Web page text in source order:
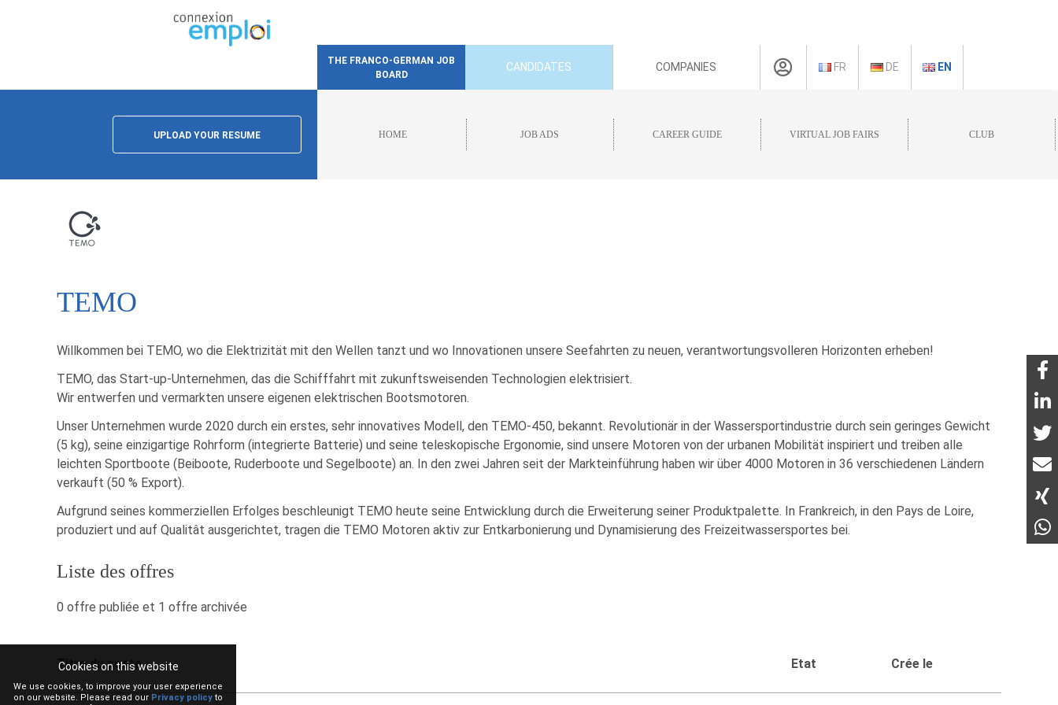
THE FRANCO-GERMAN JOB
BOARD
CANDIDATES COMPANIES FR DE EN
UPLOAD YOUR RESUME HOME JOB ADS CAREER GUIDE VIRTUAL JOB FAIRS CLUB
TEMO
Willkommen bei TEMO, wo die Elektrizität mit den Wellen tanzt und wo Innovationen unsere Seefahrten zu neuen, verantwortungsvolleren Horizonten erheben!
TEMO, das Start-up-Unternehmen, das die Schifffahrt mit zukunftsweisenden Technologien elektrisiert.
Wir entwerfen und vermarkten unsere eigenen elektrischen Bootsmotoren.
Unser Unternehmen wurde 2020 durch ein erstes, sehr innovatives Modell, den TEMO-450, bekannt. Revolutionär in der Wassersportindustrie durch sein geringes Gewicht
(5 kg), seine einzigartige Rohrform (integrierte Batterie) und seine teleskopische Ergonomie, sind unsere Motoren von der urbanen Mobilität inspiriert und treiben alle
leichten Sportboote (Beiboote, Ruderboote und Segelboote) an. In den zwei Jahren seit der Markteinführung haben wir über 4000 Motoren in 36 verschiedenen Ländern
verkauft (50 % Export).
Aufgrund seines kommerziellen Erfolges beschleunigt TEMO heute seine Entwicklung durch die Erweiterung seiner Produktpalette. In Frankreich, in den Pays de Loire,
produziert und auf Qualitât ausgerichtet, tragen die TEMO Motoren aktiv zur Entkarbonierung und Dynamisierung des Freizeitwassersportes bei.
Liste des offres
0 offre publiée et 1 offre archivée
Titre du poste Etat Crée le
Cookies on this website
We use cookies, to improve your user experience
on our website. Please read our Privacy policy to